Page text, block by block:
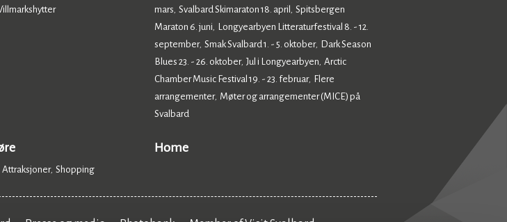
,
mars, Svalbard Skimaraton 18. april , Spitsbergen
Maraton 6. juni,
Longyearbyen Litteraturfestival 8. - 12.
september, Smak Svalbard 1. - 5. oktober,
Dark Season
Blues 23. - 26. oktober, Jul i Longyearbyen, Arctic
Chamber Music Festival 19. - 23. februar,
Flere
arrangementer, Møter og arrangementer (MICE) på
Svalbard,
Attraksjoner, Shopping
Home